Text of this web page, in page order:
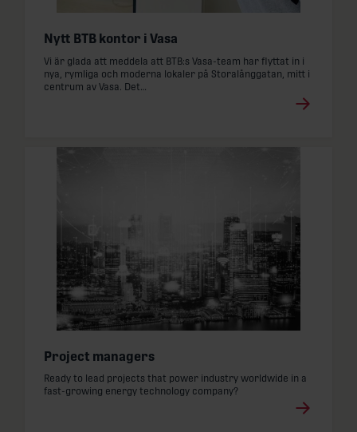
Nytt BTB kontor i Vasa
Vi är glada att meddela att BTB:s Vasa-team har flyttat in i
nya, rymliga och moderna lokaler på Storalånggatan, mitt i
centrum av Vasa. Det…
Läs mer
: Nytt BTB kontor i Vasa
Project managers
Ready to lead projects that power industry worldwide in a
fast-growing energy technology company?
Läs mer
: Project managers